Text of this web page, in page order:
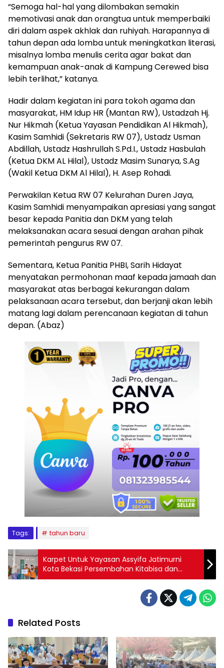
“Semoga hal-hal yang dilombakan semakin
memotivasi anak dan orangtua untuk memperbaiki
diri dalam aspek akhlak dan ruhiyah. Harapannya di
tahun depan ada lomba untuk meningkatkan literasi,
misalnya lomba menulis cerita agar bakat dan
kemampuan anak-anak di Kampung Cerewed bisa
lebih terlihat,” katanya.
Hadir dalam kegiatan ini para tokoh agama dan
masyarakat, HM Idup HR (Mantan RW), Ustadzah Hj.
Nur Hikmah (Ketua Yayasan Pendidikan Al Hikmah),
Kasim Samhidi (Sekretaris RW 07), Ustadz Usman
Abdillah, Ustadz Hashrullah S.Pd.I., Ustadz Hasbulah
(Ketua DKM AL Hilal), Ustadz Masim Sunarya, S.Ag
(Wakil Ketua DKM Al Hilal), H. Asep Rohadi.
Perwakilan Ketua RW 07 Kelurahan Duren Jaya,
Kasim Samhidi menyampaikan apresiasi yang sangat
besar kepada Panitia dan DKM yang telah
melaksanakan acara sesuai dengan arahan pihak
pemerintah pengurus RW 07.
Sementara, Ketua Panitia PHBI, Sarih Hidayat
menyatakan permohonan maaf kepada jamaah dan
masyarakat atas berbagai kekurangan dalam
pelaksanaan acara tersebut, dan berjanji akan lebih
matang lagi dalam perencanaan kegiatan di tahun
depan. (Abaz)
Tags: tahun baru
Karpet Untuk Yayasan Assyifa Jatimurni
Kota Bekasi Persembahan Kitabisa dan
Rumah Zakat
Related Posts